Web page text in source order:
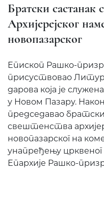
Братски састанак
Архијерејског
новопазарског
Епископ Рашко-
присуствовао
дарова која је
у Новом Пазару.
председавао
свештенства
новопазарског на
унапређењу
Епархије Рашко-